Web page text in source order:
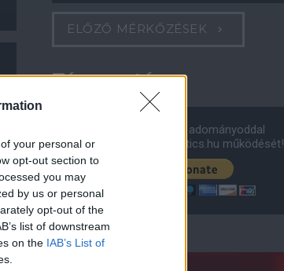
your personal or
opt-out section to
you may
by us or personal
opt-out of the
list of downstream
on the IAB’s List of
ELŐZŐ MÉRKŐZÉSEK
Támogatás
Támogasd adományoddal
a ManUtdFanatics.hu működését!